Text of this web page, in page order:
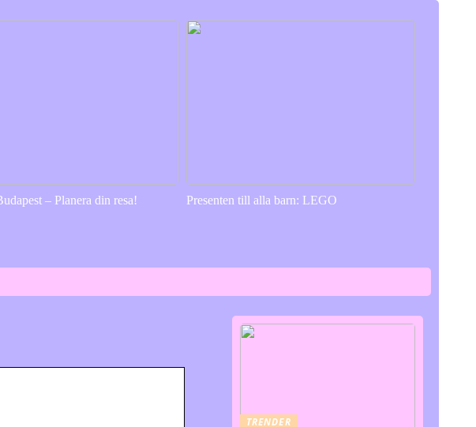
– Planera din resa! Presenten till alla barn: LEGO
TRENDER